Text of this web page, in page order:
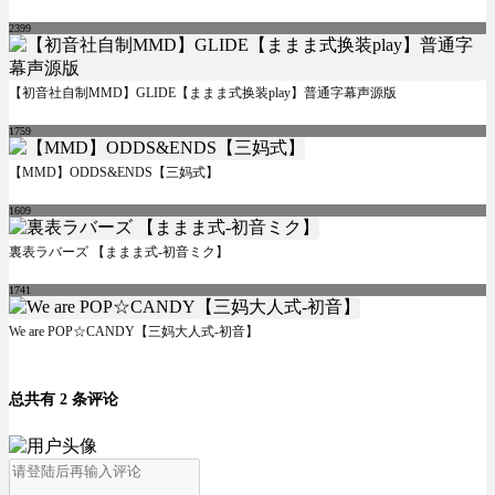
2399
【初音社自制MMD】GLIDE【ままま式换装play】普通字幕声源版
1759
【MMD】ODDS&ENDS【三妈式】
1609
裏表ラバーズ 【ままま式-初音ミク】
1741
We are POP☆CANDY【三妈大人式-初音】
总共有 2 条评论